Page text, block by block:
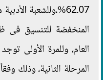
المنخفضة للتنسيق فى
العام، وللمرة الأولى
المرحلة الثانية، وذلك